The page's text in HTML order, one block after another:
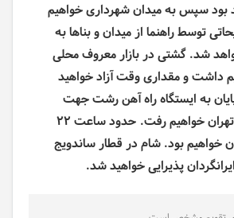
بود سپس به میدان شهرداری خواهیم
توسط راهنما از میدان و بناها به
شد. گشتی در بازار معروف محلی
داشت و مقداری وقت آزاد خواهید
به ایستگاه راه آهن رشت جهت
بازگشت به تهران خواهیم رفت. حدود ساعت 22
خواهیم بود. شام در قطار ساندویج
پذیرایی خواهید شد.